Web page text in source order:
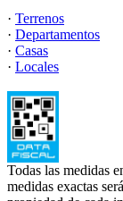
· Terrenos
· Departamentos
· Casas
· Locales
Todas las medidas
medidas exactas